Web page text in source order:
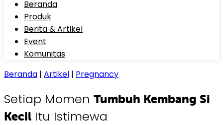
Beranda
Produk
Berita & Artikel
Event
Komunitas
Beranda | Artikel | Pregnancy
Setiap Momen Tumbuh Kembang Si
Kecil Itu Istimewa